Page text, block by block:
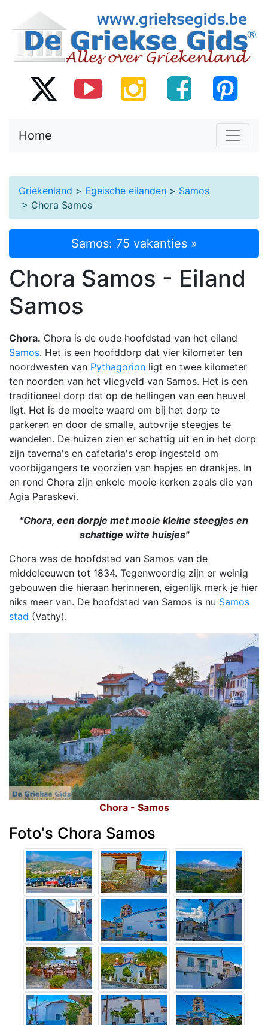
Home
Griekenland > Egeische eilanden > Samos
> Chora Samos
Samos: 75 vakanties »
Chora Samos - Eiland
Samos
Chora. Chora is de oude hoofdstad van het eiland
Samos. Het is een hoofddorp dat vier kilometer ten
noordwesten van Pythagorion ligt en twee kilometer
ten noorden van het vliegveld van Samos. Het is een
traditioneel dorp dat op de hellingen van een heuvel
ligt. Het is de moeite waard om bij het dorp te
parkeren en door de smalle, autovrije steegjes te
wandelen. De huizen zien er schattig uit en in het dorp
zijn taverna's en cafetaria's erop ingesteld om
voorbijgangers te voorzien van hapjes en drankjes. In
en rond Chora zijn enkele mooie kerken zoals die van
Agia Paraskevi.
"Chora, een dorpje met mooie kleine steegjes en
schattige witte huisjes"
Chora was de hoofdstad van Samos van de
middeleeuwen tot 1834. Tegenwoordig zijn er weinig
gebouwen die hieraan herinneren, eigenlijk merk je hier
niks meer van. De hoofdstad van Samos is nu Samos
stad (Vathy).
Chora - Samos
Foto's Chora Samos